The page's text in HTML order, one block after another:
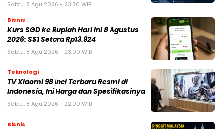
Sabtu, 8 Agu 2026 - 23:30 WIB
Bisnis
Kurs SGD ke Rupiah Hari Ini 8 Agustus
2026: S$1 Setara Rp13.924
Sabtu, 8 Agu 2026 - 23:00 WIB
Teknologi
TV Xiaomi 98 Inci Terbaru Resmi di
Indonesia, Ini Harga dan Spesifikasinya
Sabtu, 8 Agu 2026 - 22:00 WIB
Bisnis